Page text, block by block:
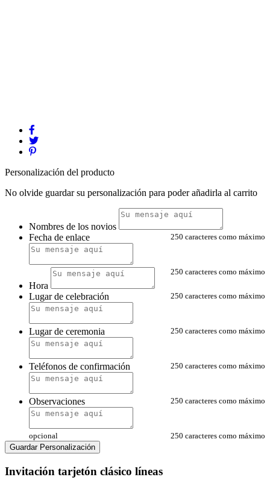
Personalización del producto
No olvide guardar su personalización para poder añadirla al carrito
Nombres de los novios
250 caracteres como máximo
Fecha de enlace
250 caracteres como máximo
Hora
250 caracteres como máximo
Lugar de celebración
250 caracteres como máximo
Lugar de ceremonia
250 caracteres como máximo
Teléfonos de confirmación
250 caracteres como máximo
Observaciones
opcional
250 caracteres como máximo
Guardar Personalización
Invitación tarjetón clásico líneas